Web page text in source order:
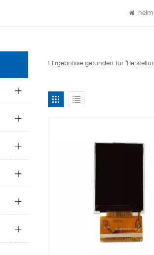
heim
1 Ergebnisse gefunden für